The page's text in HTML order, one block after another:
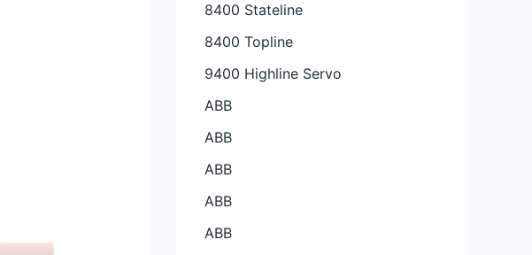
8400 Stateline
8400 Topline
9400 Highline Servo
ABB
ABB
ABB
ABB
ABB